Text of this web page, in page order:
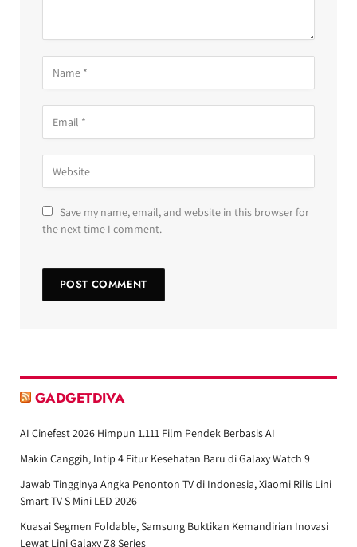
Save my name, email, and website in this browser for
the next time I comment.
GADGETDIVA
AI Cinefest 2026 Himpun 1.111 Film Pendek Berbasis AI
Makin Canggih, Intip 4 Fitur Kesehatan Baru di Galaxy Watch 9
Jawab Tingginya Angka Penonton TV di Indonesia, Xiaomi Rilis Lini
Smart TV S Mini LED 2026
Kuasai Segmen Foldable, Samsung Buktikan Kemandirian Inovasi
Lewat Lini Galaxy Z8 Series